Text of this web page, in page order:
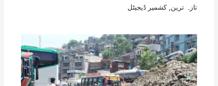
تازہ ترین کشمیر ڈیجیٹل